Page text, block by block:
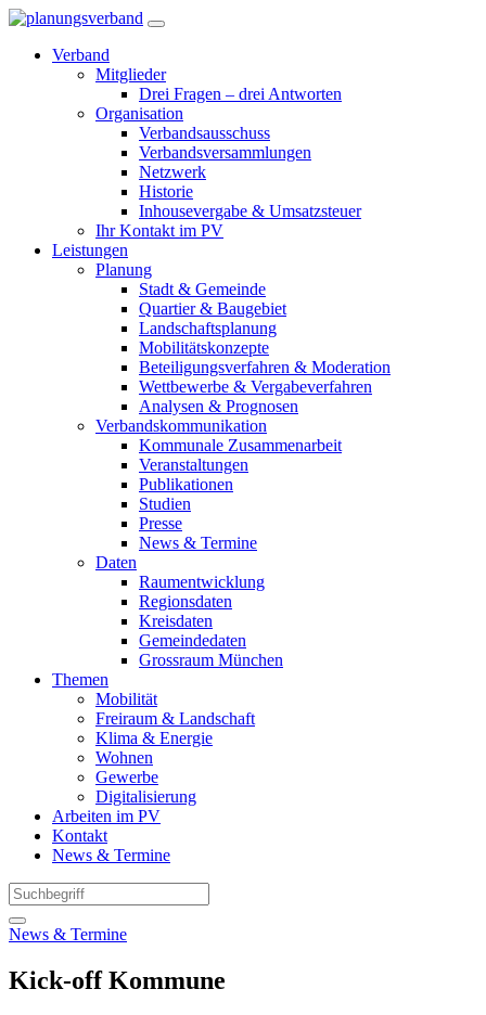
Verband
Mitglieder
Drei Fragen – drei Antworten
Organisation
Verbandsausschuss
Verbandsversammlungen
Netzwerk
Historie
Inhousevergabe & Umsatzsteuer
Ihr Kontakt im PV
Leistungen
Planung
Stadt & Gemeinde
Quartier & Baugebiet
Landschaftsplanung
Mobilitätskonzepte
Beteiligungsverfahren & Moderation
Wettbewerbe & Vergabeverfahren
Analysen & Prognosen
Verbandskommunikation
Kommunale Zusammenarbeit
Veranstaltungen
Publikationen
Studien
Presse
News & Termine
Daten
Raumentwicklung
Regionsdaten
Kreisdaten
Gemeindedaten
Grossraum München
Themen
Mobilität
Freiraum & Landschaft
Klima & Energie
Wohnen
Gewerbe
Digitalisierung
Arbeiten im PV
Kontakt
News & Termine
News & Termine
Kick-off Kommune